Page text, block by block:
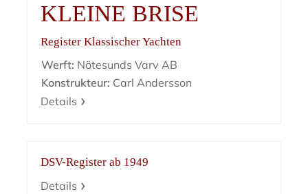
KLEINE BRISE
Register Klassischer Yachten
Werft: Nötesunds Varv AB
Konstrukteur: Carl Andersson
Details
DSV-Register ab 1949
Details